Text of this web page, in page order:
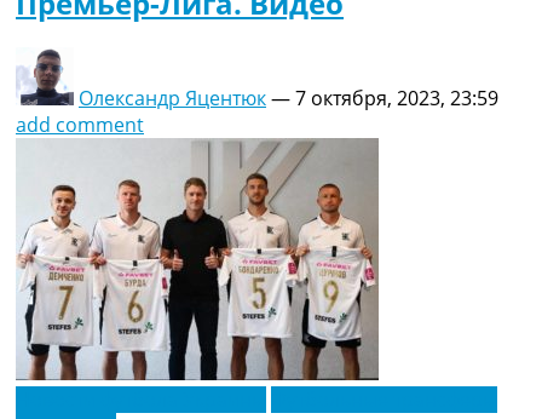
Олександр Яцентюк—7 октября, 2023, 23:59
add comment